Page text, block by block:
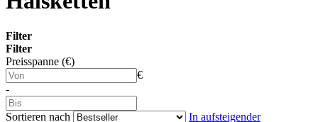
Filter
Filter
Preisspanne (€)
€
-
Sortieren nach
In aufsteigender